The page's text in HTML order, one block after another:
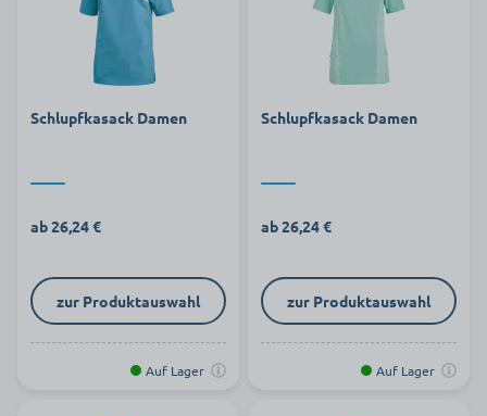
Schlupfkasack Damen
ab 26,24 €
zur Produktauswahl
Auf Lager
Schlupfkasack Damen
ab 26,24 €
zur Produktauswahl
Auf Lager